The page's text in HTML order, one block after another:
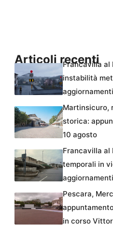
Articoli recenti
Francavilla al
instabilità
aggiornamenti
Martinsicuro,
storica:
10 agosto
Francavilla al
temporali in
Pescara,
in corso